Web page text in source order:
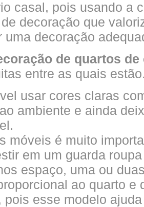
casal, pois usando a
decoração que
uma decoração
de quartos de
entre as quais
usar cores claras
ambiente e ainda
móveis é muito
em um guarda
espaço, uma ou
ao quarto e
pois esse modelo